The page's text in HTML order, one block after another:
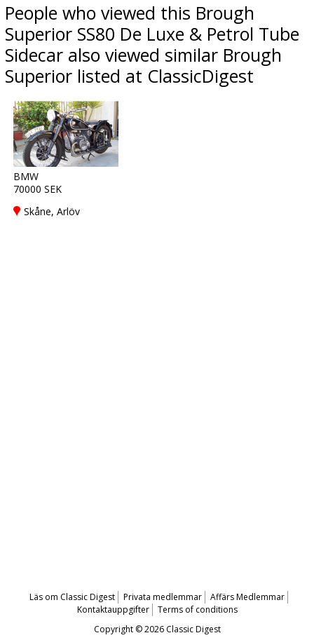
People who viewed this Brough
Superior SS80 De Luxe & Petrol Tube
Sidecar also viewed similar Brough
Superior listed at ClassicDigest
BMW
70000 SEK
Skåne, Arlöv
Läs om Classic Digest Privata medlemmar
Affärs Medlemmar
Kontaktauppgifter
Terms of conditions
Copyright © 2026 Classic Digest